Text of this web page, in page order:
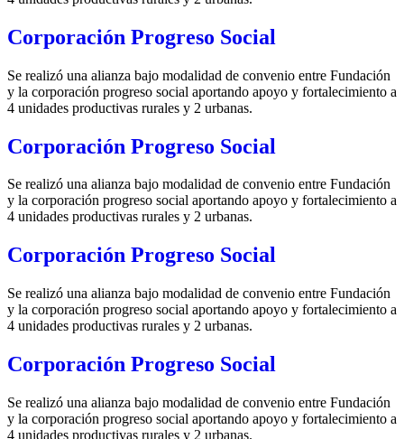
Corporación Progreso Social
Se realizó una alianza bajo modalidad de convenio entre Fundación
y la corporación progreso social aportando apoyo y fortalecimiento a
4 unidades productivas rurales y 2 urbanas.
Corporación Progreso Social
Se realizó una alianza bajo modalidad de convenio entre Fundación
y la corporación progreso social aportando apoyo y fortalecimiento a
4 unidades productivas rurales y 2 urbanas.
Corporación Progreso Social
Se realizó una alianza bajo modalidad de convenio entre Fundación
y la corporación progreso social aportando apoyo y fortalecimiento a
4 unidades productivas rurales y 2 urbanas.
Corporación Progreso Social
Se realizó una alianza bajo modalidad de convenio entre Fundación
y la corporación progreso social aportando apoyo y fortalecimiento a
4 unidades productivas rurales y 2 urbanas.